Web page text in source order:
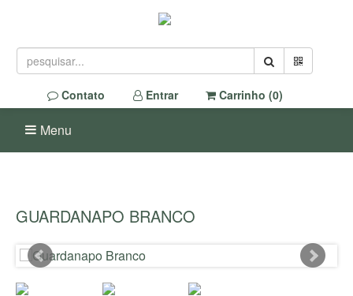
Contato Entrar Carrinho (0)
Menu
GUARDANAPO BRANCO